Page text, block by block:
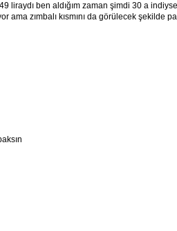
liraydı ben aldığım zaman şimdi 30 a
ama zımbalı kısmını da görülecek şekilde